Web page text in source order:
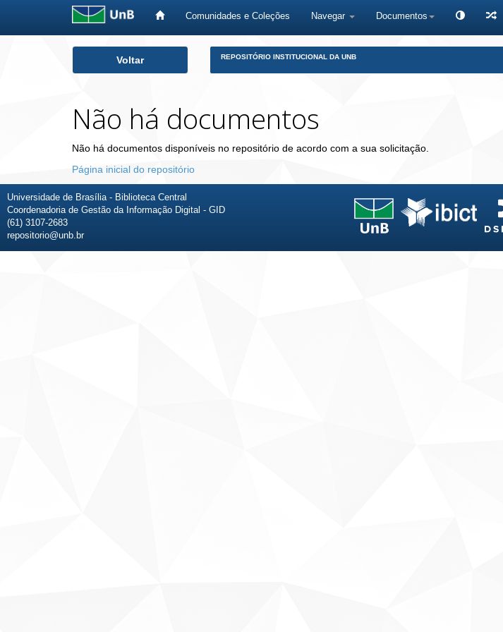
Comunidades e Coleções Navegar Documentos
Voltar REPOSITÓRIO INSTITUCIONAL DA UNB
Não há documentos
Não há documentos disponíveis no repositório de acordo com a sua solicitação.
Página inicial do repositório
Universidade de Brasília - Biblioteca Central
Coordenadoria de Gestão da Informação Digital - GID
(61) 3107-2683
repositorio@unb.br